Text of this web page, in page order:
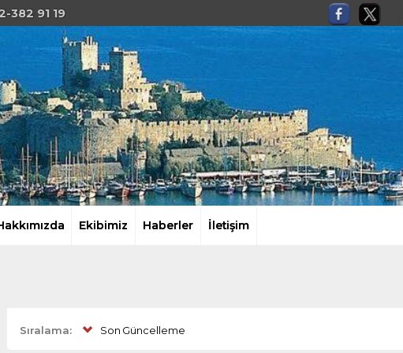
382 91 19
Ekibimiz Haberler İletişim
Sıralama: Son Güncelleme